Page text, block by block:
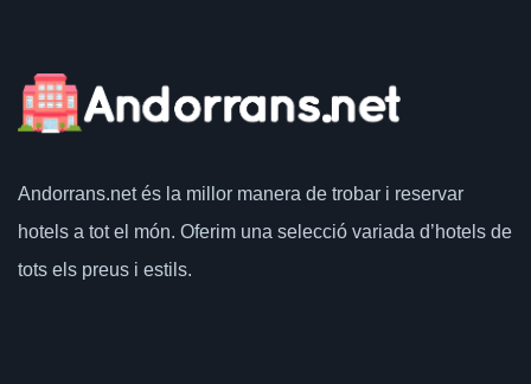
Andorrans.netés la millor manera de trobar i reservar
hotels a tot el món. Oferim una selecció variada d’hotels de
tots els preus i estils.